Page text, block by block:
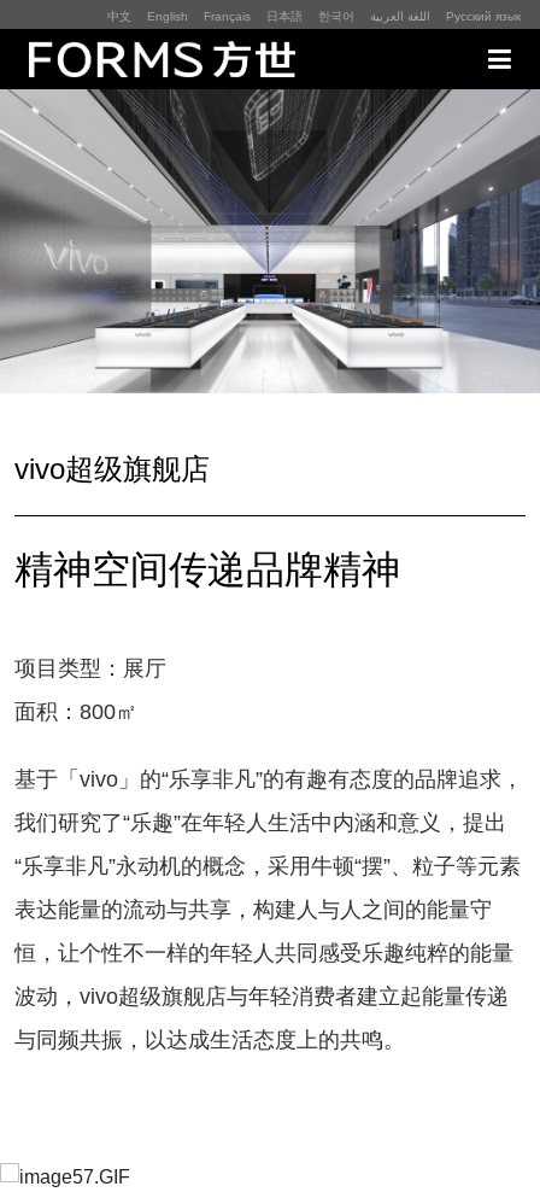
中文 English Français 日本語 한국어 اللغة العربية Русский язык
展厅展馆·EXHIBITION
零售终端与展示道具·SI&POSM
全球展会·EXPO
数字媒体与展项装置·CG&DVICE
首页
vivo超级旗舰店
精神空间传递品牌精神
项目类型：展厅
面积：800㎡
基于「vivo」的“乐享非凡”的有趣有态度的品牌追求，
我们研究了“乐趣”在年轻人生活中内涵和意义，提出
“乐享非凡”永动机的概念，采用牛顿“摆”、粒子等元素
表达能量的流动与共享，构建人与人之间的能量守
恒，让个性不一样的年轻人共同感受乐趣纯粹的能量
波动，vivo超级旗舰店与年轻消费者建立起能量传递
与同频共振，以达成生活态度上的共鸣。